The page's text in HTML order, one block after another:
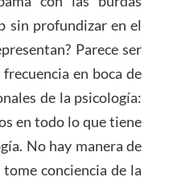
sin profundizar en el
Parece ser
en boca de
de la psicología:
en todo lo que tiene
No hay manera de
conciencia de la